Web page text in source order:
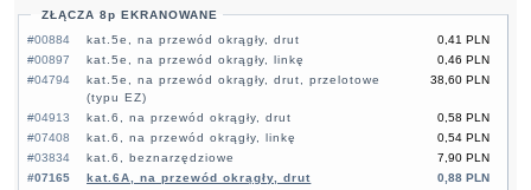
ZŁĄCZA 8p EKRANOWANE
#00884
0,41 PLN
kat.5e, na przewód okrągły, drut
#00897
0,46 PLN
kat.5e, na przewód okrągły, linkę
#04794
38,60 PLN
kat.5e, na przewód okrągły, drut, przelotowe
(typu EZ)
#04913
0,58 PLN
kat.6, na przewód okrągły, drut
#07408
0,54 PLN
kat.6, na przewód okrągły, linkę
#03834
7,90 PLN
kat.6, beznarzędziowe
#07165
0,88 PLN
kat.6A, na przewód okrągły, drut